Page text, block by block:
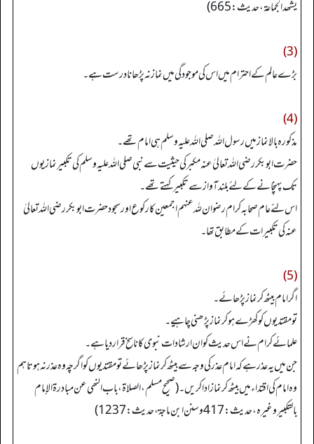
یشھد الجماعة، حدیث: 665)
(3)
بڑے عالم کے احترام میں اس کی موجودگی میں نماز نہ پڑھانا درست ہے۔
(4)
مذکورہ بالا نماز میں رسول اللہ صلی اللہ علیہ وسلم ہی امام تھے۔
حضرت ابو بکر رضی اللہ تعالیٰ عنہ مکبر کی حیثیت سے نبی صلی اللہ علیہ وسلم کی تکبیر نمازیوں
تک پہنچانے کےلئے بلند آواز سے تکبیر کہتے تھے۔
اس لئے عام صحابہ کرام رضوان للہ عنہم اجمعین کا رکوع اور سجود حضرت ابو بکر رضی اللہ تعالیٰ
عنہ کی تکبیرات کے مطابق تھا۔
(5)
اگر امام بیٹھ کر نماز پڑھائے۔
تو مقتدیوں کو کھڑے ہو کر نماز پڑھنی چاہیے۔
علمائے کرام نے اس حدیث کو ان ارشادات نبوی کا ناسخ قرار دیا ہے۔
جن میں یہ عذر ہے کہ امام عذر کی وجہ سے بیٹھ کر نماز پڑھائے تو مقتدیوں کو اگرچہ وہ عذر نہ ہو تاہم
وہ امام کی اقتداء میں بیٹھ کر نماز ادا کریں۔ (صحیح مسلم، الصلاۃ، باب النھی عن مبادرۃ الإمام
بالتکبیر وغیرہ، حدیث: 417 وسنن ابن ماجة، حدیث: 1237)